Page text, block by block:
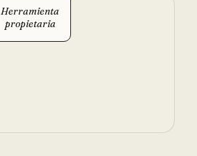
Herramienta
propietaria